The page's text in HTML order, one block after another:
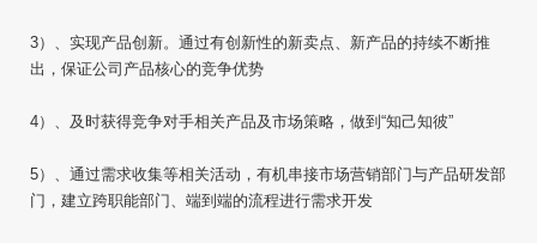
3）、实现产品创新。通过有创新性的新卖点、新产品的持续不断推
出，保证公司产品核心的竞争优势
4）、及时获得竞争对手相关产品及市场策略，做到“知己知彼”
5）、通过需求收集等相关活动，有机串接市场营销部门与产品研发部
门，建立跨职能部门、端到端的流程进行需求开发